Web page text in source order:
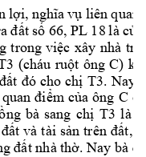
lợi, nghĩa vụ liên quan
a đất số 66, PL 18 là
trong việc xây nhà t
(cháu ruột ông C)
đất đó cho chị T3. Nay
điểm của ông C
bà sang chị T3 là
đất và tài sản trên đất,
đất nhà thờ. Nay bà